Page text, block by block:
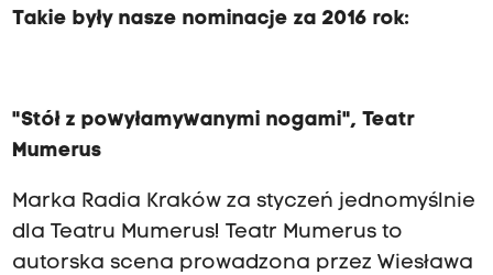
Takie były nasze nominacje za 2016 rok:
"Stół z powyłamywanymi nogami", Teatr
Mumerus
Marka Radia Kraków za styczeń jednomyślnie
dla Teatru Mumerus! Teatr Mumerus to
autorska scena prowadzona przez Wiesława